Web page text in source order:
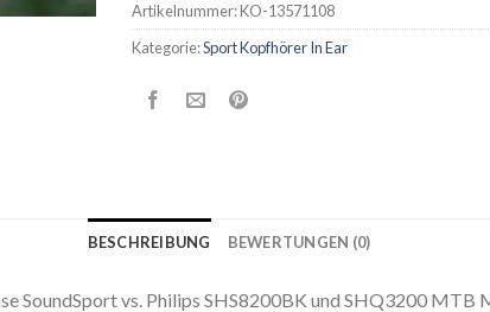
Artikelnummer:KO-13571108
Kategorie:Sport Kopfhörer In Ear
BESCHREIBUNG BEWERTUNGEN (0)
SoundSport vs. Philips SHS8200BK und SHQ3200 MTB